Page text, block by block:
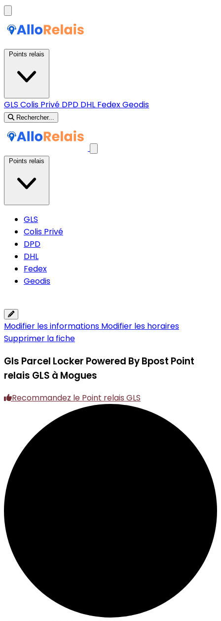
GLS Colis Privé DPD DHL FedexGeodis
Rechercher...
GLS
Colis Privé
DPD
DHL
Fedex
Geodis
Modifier les informations Modifier les horaires
Supprimer la fiche
Gls Parcel Locker Powered By Bpost Point
relais GLS à Mogues
Recommandez le Point relais GLS